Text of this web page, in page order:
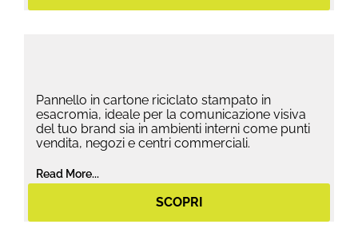
Pannello in cartone riciclato stampato in
esacromia, ideale per la comunicazione visiva
del tuo brand sia in ambienti interni come punti
vendita, negozi e centri commerciali.
Read More...
SCOPRI